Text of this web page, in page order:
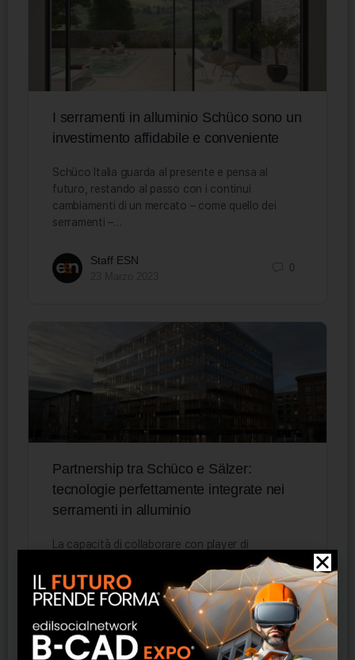
I serramenti in alluminio Schüco sono un
investimento affidabile e conveniente
Schüco Italia guarda al presente e pensa al
futuro, restando al passo con i continui
cambiamenti di un mercato – come quello dei
serramenti –…
Staff ESN
0
Partnership tra Schüco e Sälzer:
tecnologie perfettamente integrate nei
serramenti in alluminio
La capacità di collaborare con player di
integrata per offrire prodotti e servizi
all’avanguardia rappresenta un fattore alla base…
Staff ESN
21 Marzo 2023
0